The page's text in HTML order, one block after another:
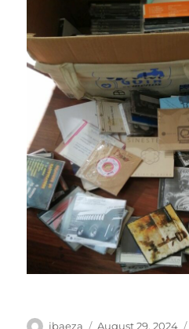
Author
jbaeza
Posted
August 29, 2024